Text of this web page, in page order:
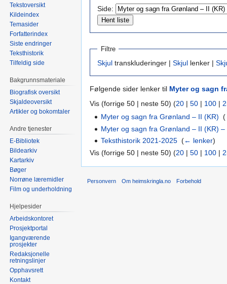
navigering
søk
Side:
Filtre
Skjul transkluderinger | Skjul lenker |
Følgende sider lenker til Myter og sagn
Vis (forrige 50 | neste 50) (20 | 50 | 100 |
Myter og sagn fra Grønland – II (KR) ‎(
Myter og sagn fra Grønland – II (KR)
Teksthistorik 2021-2025 ‎(← lenker)
Vis (forrige 50 | neste 50) (20 | 50 | 100 |
Tekstoversikt
Kildeindex
Temasider
Forfatterindex
Siste endringer
Teksthistorik
Tilfeldig side
Bakgrunnsmateriale
Biografisk oversikt
Skjaldeoversikt
Artikler og bokomtaler
Andre tjenester
E-Bibliotek
Bildearkiv
Kartarkiv
Bøger
Norrøne læremidler
Film og underholdning
Hjelpesider
Arbeidskontoret
Prosjektportal
Igangværende
prosjekter
Redaksjonelle
retningslinjer
Opphavsrett
Kontakt
Personvern Om heimskringla.no Forbehold